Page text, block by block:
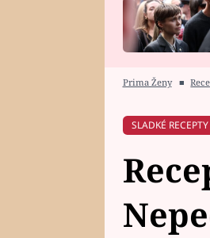
HOROSKOP NA
Prima Ženy ■
SLADKÉ RECEPTY